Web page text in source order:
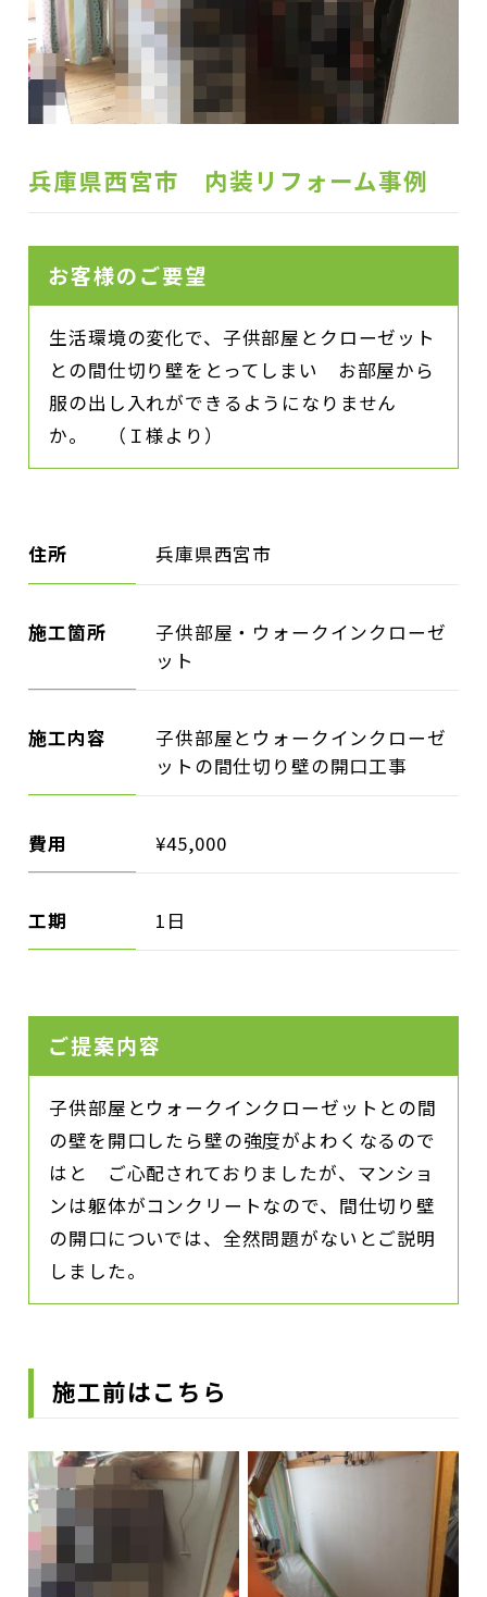
兵庫県西宮市 内装リフォーム事例
お客様のご要望
生活環境の変化で、子供部屋とクローゼット
との間仕切り壁をとってしまい お部屋から
服の出し入れができるようになりません
か。 （Ｉ様より）
住所 兵庫県西宮市
施工箇所
子供部屋・ウォークインクローゼ
ット
施工内容
子供部屋とウォークインクローゼ
ットの間仕切り壁の開口工事
費用 ¥45,000
工期 1日
ご提案内容
子供部屋とウォークインクローゼットとの間
の壁を開口したら壁の強度がよわくなるので
はと ご心配されておりましたが、マンショ
ンは躯体がコンクリートなので、間仕切り壁
の開口についでは、全然問題がないとご説明
しました。
施工前はこちら